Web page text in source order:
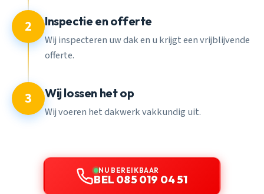
2 Inspectie en offerte
Wij inspecteren uw dak en u krijgt een vrijblijvende
offerte.
3 Wij lossen het op
Wij voeren het dakwerk vakkundig uit.
NU BEREIKBAAR
BEL 085 019 04 51